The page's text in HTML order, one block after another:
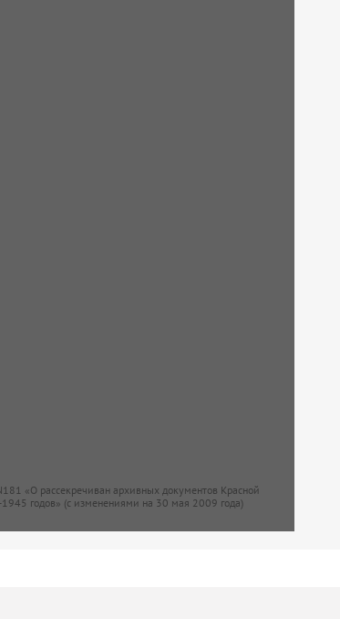
«О рассекречиван архивных документов Красной
годов» (с изменениями на 30 мая 2009 года)